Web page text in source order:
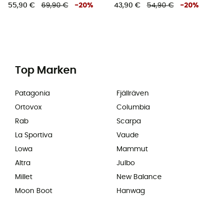
55,90 € 69,90 € -20% 43,90 € 54,90 € -20%
Top Marken
Patagonia
Ortovox
Rab
La Sportiva
Lowa
Altra
Millet
Moon Boot
Fjällräven
Columbia
Scarpa
Vaude
Mammut
Julbo
New Balance
Hanwag